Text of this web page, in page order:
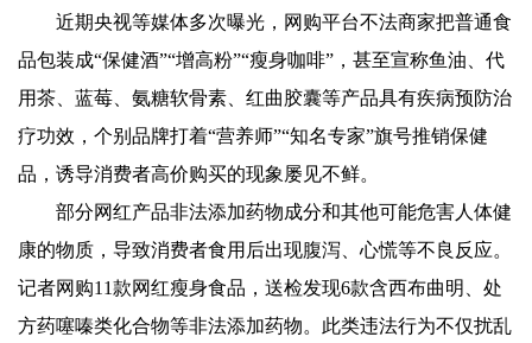
近期央视等媒体多次曝光，网购平台不法商家把普通食
品包装成“保健酒”“增高粉”“瘦身咖啡”，甚至宣称鱼油、代
用茶、蓝莓、氨糖软骨素、红曲胶囊等产品具有疾病预防治
疗功效，个别品牌打着“营养师”“知名专家”旗号推销保健
品，诱导消费者高价购买的现象屡见不鲜。
部分网红产品非法添加药物成分和其他可能危害人体健
康的物质，导致消费者食用后出现腹泻、心慌等不良反应。
记者网购11款网红瘦身食品，送检发现6款含西布曲明、处
方药噻嗪类化合物等非法添加药物。此类违法行为不仅扰乱